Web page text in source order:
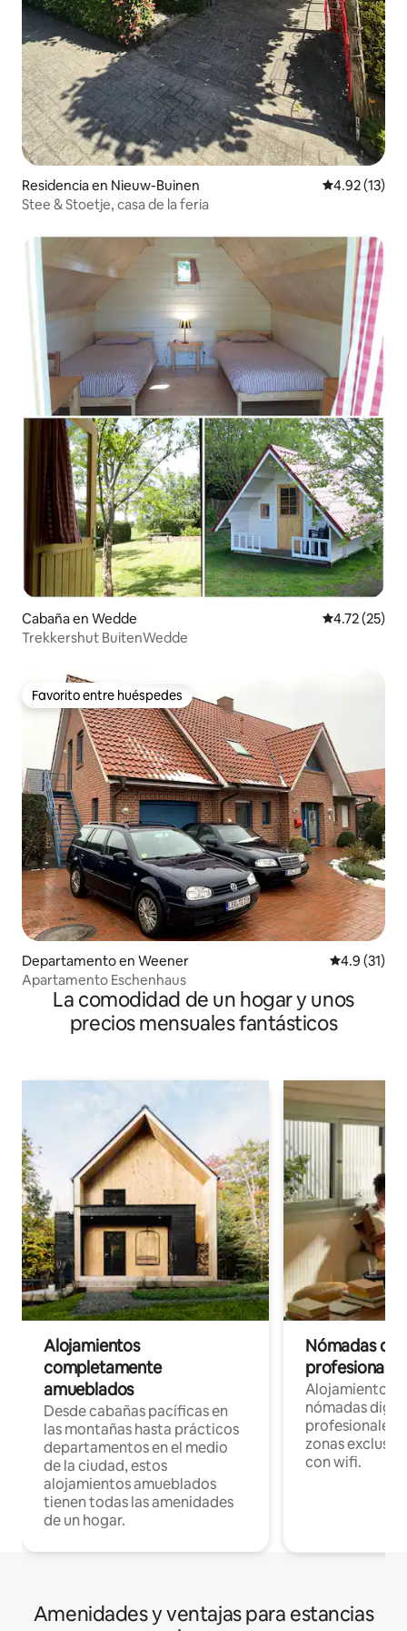
Residencia en Nieuw-Buinen Calificación
4.92 (13)
Stee & Stoetje, casa de la feria
Cabaña en Wedde Calificación
4.72 (25)
Trekkershut BuitenWedde
Favorito entre huéspedes
Favorito entre huéspedes
Departamento en Weener Calificación
4.9 (31)
Apartamento Eschenhaus
La comodidad de un hogar y unos
precios mensuales fantásticos
Alojamientos
completamente
amueblados
Desde cabañas pacíficas en
las montañas hasta prácticos
departamentos en el medio
de la ciudad, estos
alojamientos amueblados
tienen todas las amenidades
de un hogar.
Nómadas
Alojamientos
nómadas
profesionales
zonas
con wifi.
Amenidades y ventajas para estancias